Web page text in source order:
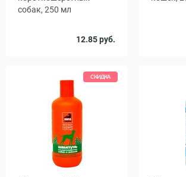
собак, 250 мл
12.85 руб.
СКИДКА